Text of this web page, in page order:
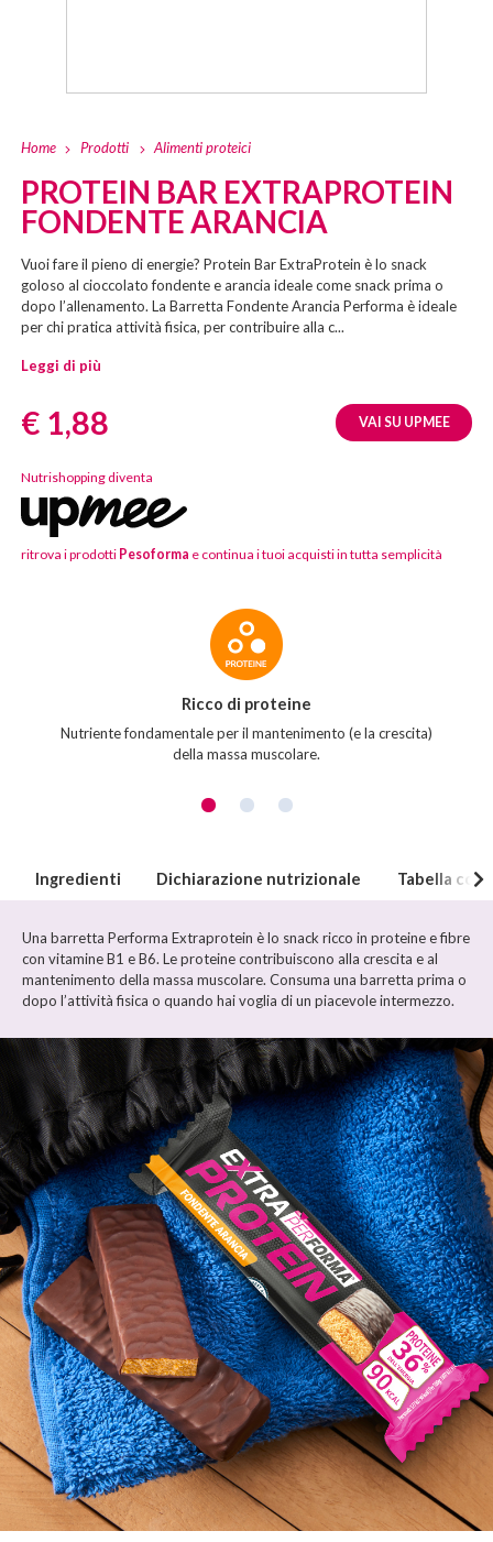
Home Prodotti Alimenti proteici
PROTEIN BAR EXTRAPROTEIN
FONDENTE ARANCIA
Vuoi fare il pieno di energie? Protein Bar ExtraProtein è lo snack
goloso al cioccolato fondente e arancia ideale come snack prima o
dopo l’allenamento. La Barretta Fondente Arancia Performa è ideale
per chi pratica attività fisica, per contribuire alla c...
Leggi di più
Prezzo:
€ 1,88 VAI SU UPMEE
Nutrishopping diventa
ritrova i prodotti Pesoforma e continua i tuoi acquisti in tutta semplicità
Caratteristiche
Ricco di proteine
Nutriente fondamentale per il mantenimento (e la crescita)
della massa muscolare.
Ingredienti Dichiarazione nutrizionale Tabella
Una barretta Performa Extraprotein è lo snack ricco in proteine e fibre
con vitamine B1 e B6. Le proteine contribuiscono alla crescita e al
mantenimento della massa muscolare. Consuma una barretta prima o
dopo l’attività fisica o quando hai voglia di un piacevole intermezzo.